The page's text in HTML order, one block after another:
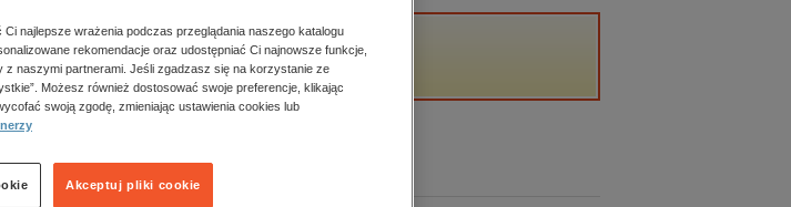
najlepsze wrażenia podczas przeglądania naszego katalogu
rekomendacje oraz udostępniać Ci najnowsze funkcje,
z naszymi partnerami. Jeśli zgadzasz się na korzystanie ze
Możesz również dostosować swoje preferencje, klikając
swoją zgodę, zmieniając ustawienia cookies lub
Akceptuj pliki cookie